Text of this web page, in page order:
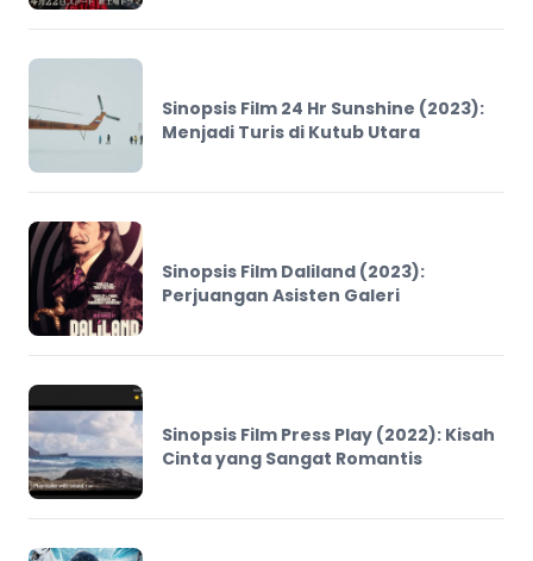
Sinopsis Film 24 Hr Sunshine (2023):
Menjadi Turis di Kutub Utara
Sinopsis Film Daliland (2023):
Perjuangan Asisten Galeri
Sinopsis Film Press Play (2022): Kisah
Cinta yang Sangat Romantis